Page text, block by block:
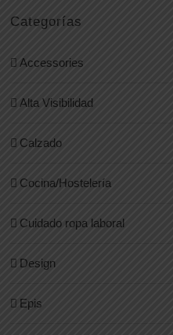
Categorías
Accessories
Alta Visibilidad
Calzado
Cocina/Hostelería
Cuidado ropa laboral
Design
Epis